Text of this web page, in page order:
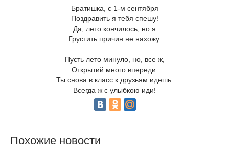
Братишка, с 1-м сентября
Поздравить я тебя спешу!
Да, лето кончилось, но я
Грустить причин не нахожу.
Пусть лето минуло, но, все ж,
Открытий много впереди.
Ты снова в класс к друзьям идешь.
Всегда ж с улыбкою иди!
Похожие новости